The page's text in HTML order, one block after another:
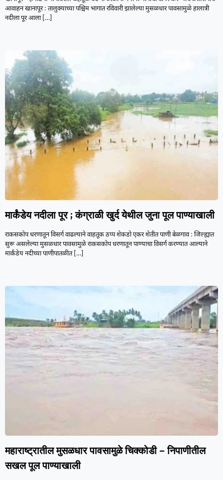
आवाहन खानापूर : तालुक्याच्या पश्चिम भागात रविवारी झालेल्या मुसळधार पावसामुळे हालात्री
नदीला पूर आला[…]
मार्कंडेय नदीला पूर ; कंग्राळी खुर्द येथील जुना पूल पाण्याखाली
राकसकोप धरणातून विसर्ग वाढल्याने वाहतूक ठप्प शेकडो एकर शेतीत पाणी बेळगाव : जिल्ह्यात
सुरू असलेल्या मुसळधार पावसामुळे राकसकोप धरणातून पाण्याचा विसर्ग करण्यात आल्याने
मार्कंडेय नदीच्या पाणीपातळीत[…]
महाराष्ट्रातील मुसळधार पावसामुळे चिक्कोडी – निपाणीतील
सखल पूल पाण्याखाली